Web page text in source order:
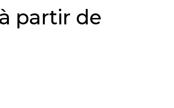
partir de